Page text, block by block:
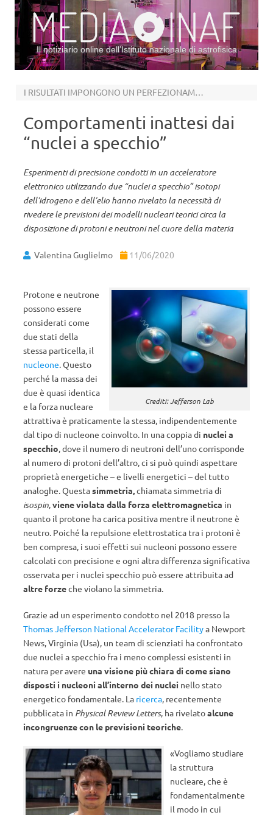
Il notiziario online dell’Istituto nazionale di astrofisica
I RISULTATI IMPONGONO UN PERFEZIONAMENTO DEI MODELLI NUCLEARI
Comportamenti inattesi dai
“nuclei a specchio”
Esperimenti di precisione condotti in un acceleratore
elettronico utilizzando due “nuclei a specchio” isotopi
dell’idrogeno e dell’elio hanno rivelato la necessità di
rivedere le previsioni dei modelli nucleari teorici circa la
disposizione di protoni e neutroni nel cuore della materia
Valentina Guglielmo 11/06/2020
Crediti: Jefferson Lab
Protone e neutrone
possono essere
considerati come
due stati della
stessa particella, il
nucleone. Questo
perché la massa dei
due è quasi identica
e la forza nucleare
attrattiva è praticamente la stessa, indipendentemente
dal tipo di nucleone coinvolto. In una coppia di nuclei a
specchio, dove il numero di neutroni dell’uno corrisponde
al numero di protoni dell’altro, ci si può quindi aspettare
proprietà energetiche – e livelli energetici – del tutto
analoghe. Questasimmetria,chiamata simmetria di
isospin,viene violata dalla forza elettromagnetica in
quanto il protone ha carica positiva mentre il neutrone è
neutro. Poiché la repulsione elettrostatica tra i protoni è
ben compresa, i suoi effetti sui nucleoni possono essere
calcolati con precisione e ogni altra differenza significativa
osservata per i nuclei specchio può essere attribuita ad
altre forzeche violano la simmetria.
Grazie ad un esperimento condotto nel 2018 presso la
Thomas Jefferson National Accelerator Facilitya Newport
News, Virginia (Usa), un team di scienziati ha confrontato
due nuclei a specchio fra i meno complessi esistenti in
natura per avere una visione più chiara di come siano
disposti i nucleoni all’interno dei nuclei nello stato
energetico fondamentale. La ricerca, recentemente
pubblicata in Physical Review Letters, ha rivelatoalcune
incongruenzecon le previsioni teoriche.
«Vogliamo studiare
la struttura
nucleare, che è
fondamentalmente
il modo in cui